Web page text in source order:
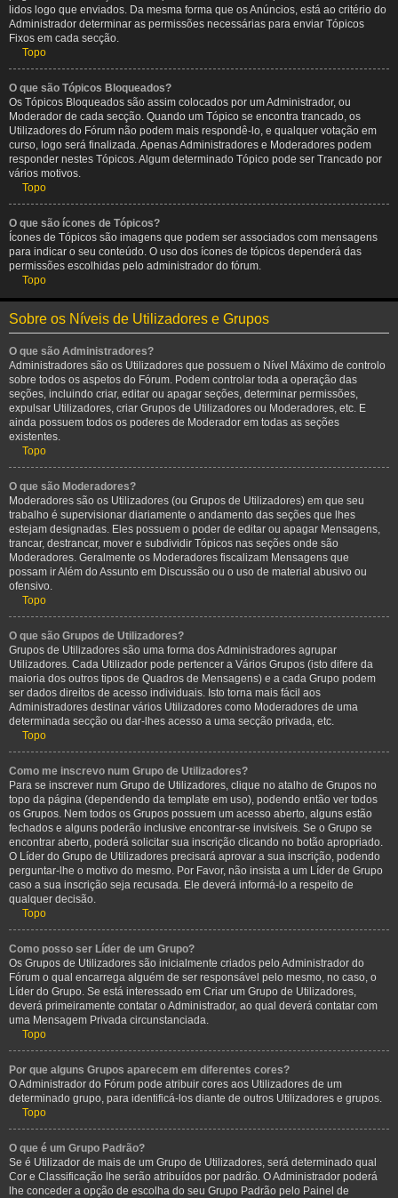
lidos logo que enviados. Da mesma forma que os Anúncios, está ao critério do
Administrador determinar as permissões necessárias para enviar Tópicos
Fixos em cada secção.
Topo
O que são Tópicos Bloqueados?
Os Tópicos Bloqueados são assim colocados por um Administrador, ou
Moderador de cada secção. Quando um Tópico se encontra trancado, os
Utilizadores do Fórum não podem mais respondê-lo, e qualquer votação em
curso, logo será finalizada. Apenas Administradores e Moderadores podem
responder nestes Tópicos. Algum determinado Tópico pode ser Trancado por
vários motivos.
Topo
O que são ícones de Tópicos?
Ícones de Tópicos são imagens que podem ser associados com mensagens
para indicar o seu conteúdo. O uso dos ícones de tópicos dependerá das
permissões escolhidas pelo administrador do fórum.
Topo
Sobre os Níveis de Utilizadores e Grupos
O que são Administradores?
Administradores são os Utilizadores que possuem o Nível Máximo de controlo
sobre todos os aspetos do Fórum. Podem controlar toda a operação das
seções, incluindo criar, editar ou apagar seções, determinar permissões,
expulsar Utilizadores, criar Grupos de Utilizadores ou Moderadores, etc. E
ainda possuem todos os poderes de Moderador em todas as seções
existentes.
Topo
O que são Moderadores?
Moderadores são os Utilizadores (ou Grupos de Utilizadores) em que seu
trabalho é supervisionar diariamente o andamento das seções que lhes
estejam designadas. Eles possuem o poder de editar ou apagar Mensagens,
trancar, destrancar, mover e subdividir Tópicos nas seções onde são
Moderadores. Geralmente os Moderadores fiscalizam Mensagens que
possam ir Além do Assunto em Discussão ou o uso de material abusivo ou
ofensivo.
Topo
O que são Grupos de Utilizadores?
Grupos de Utilizadores são uma forma dos Administradores agrupar
Utilizadores. Cada Utilizador pode pertencer a Vários Grupos (isto difere da
maioria dos outros tipos de Quadros de Mensagens) e a cada Grupo podem
ser dados direitos de acesso individuais. Isto torna mais fácil aos
Administradores destinar vários Utilizadores como Moderadores de uma
determinada secção ou dar-lhes acesso a uma secção privada, etc.
Topo
Como me inscrevo num Grupo de Utilizadores?
Para se inscrever num Grupo de Utilizadores, clique no atalho de Grupos no
topo da página (dependendo da template em uso), podendo então ver todos
os Grupos. Nem todos os Grupos possuem um acesso aberto, alguns estão
fechados e alguns poderão inclusive encontrar-se invisíveis. Se o Grupo se
encontrar aberto, poderá solicitar sua inscrição clicando no botão apropriado.
O Líder do Grupo de Utilizadores precisará aprovar a sua inscrição, podendo
perguntar-lhe o motivo do mesmo. Por Favor, não insista a um Líder de Grupo
caso a sua inscrição seja recusada. Ele deverá informá-lo a respeito de
qualquer decisão.
Topo
Como posso ser Líder de um Grupo?
Os Grupos de Utilizadores são inicialmente criados pelo Administrador do
Fórum o qual encarrega alguém de ser responsável pelo mesmo, no caso, o
Líder do Grupo. Se está interessado em Criar um Grupo de Utilizadores,
deverá primeiramente contatar o Administrador, ao qual deverá contatar com
uma Mensagem Privada circunstanciada.
Topo
Por que alguns Grupos aparecem em diferentes cores?
O Administrador do Fórum pode atribuir cores aos Utilizadores de um
determinado grupo, para identificá-los diante de outros Utilizadores e grupos.
Topo
O que é um Grupo Padrão?
Se é Utilizador de mais de um Grupo de Utilizadores, será determinado qual
Cor e Classificação lhe serão atribuídos por padrão. O Administrador poderá
lhe conceder a opção de escolha do seu Grupo Padrão pelo Painel de